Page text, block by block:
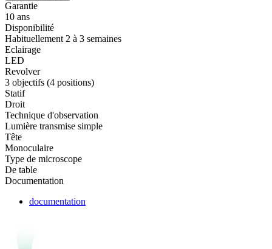
Garantie
10 ans
Disponibilité
Habituellement 2 à 3 semaines
Eclairage
LED
Revolver
3 objectifs (4 positions)
Statif
Droit
Technique d'observation
Lumière transmise simple
Tête
Monoculaire
Type de microscope
De table
Documentation
documentation